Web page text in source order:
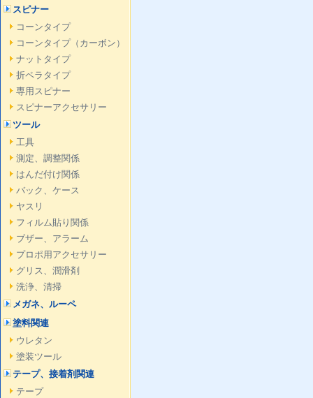
スピナー
コーンタイプ
コーンタイプ（カーボン）
ナットタイプ
折ペラタイプ
専用スピナー
スピナーアクセサリー
ツール
工具
測定、調整関係
はんだ付け関係
バック、ケース
ヤスリ
フィルム貼り関係
ブザー、アラーム
プロポ用アクセサリー
グリス、潤滑剤
洗浄、清掃
メガネ、ルーペ
塗料関連
ウレタン
塗装ツール
テープ、接着剤関連
テープ